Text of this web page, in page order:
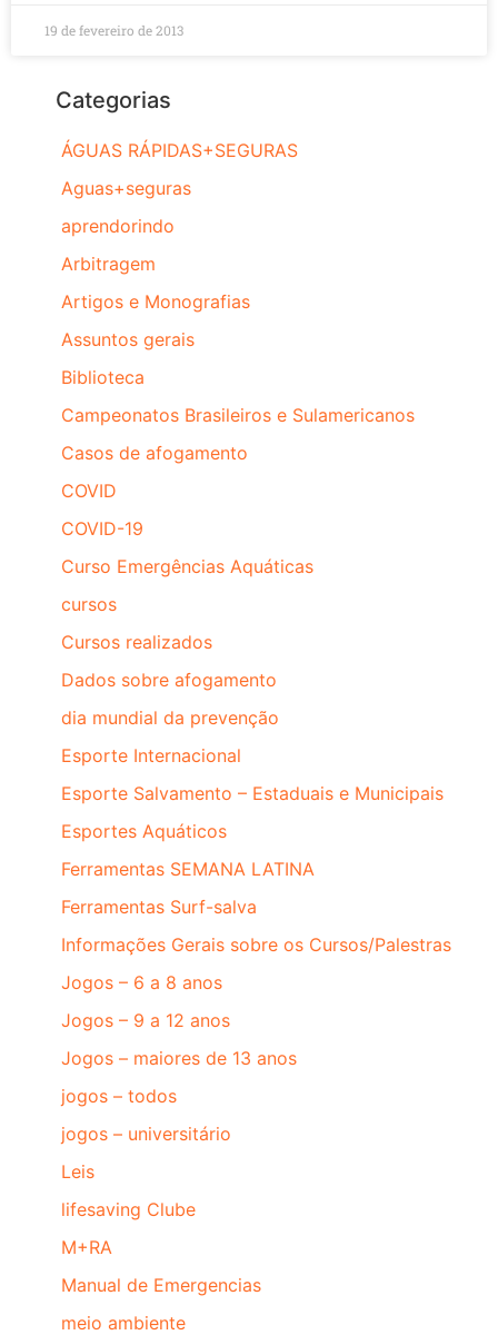
19 de fevereiro de 2013
Categorias
ÁGUAS RÁPIDAS+SEGURAS
Aguas+seguras
aprendorindo
Arbitragem
Artigos e Monografias
Assuntos gerais
Biblioteca
Campeonatos Brasileiros e Sulamericanos
Casos de afogamento
COVID
COVID-19
Curso Emergências Aquáticas
cursos
Cursos realizados
Dados sobre afogamento
dia mundial da prevenção
Esporte Internacional
Esporte Salvamento – Estaduais e Municipais
Esportes Aquáticos
Ferramentas SEMANA LATINA
Ferramentas Surf-salva
Informações Gerais sobre os Cursos/Palestras
Jogos – 6 a 8 anos
Jogos – 9 a 12 anos
Jogos – maiores de 13 anos
jogos – todos
jogos – universitário
Leis
lifesaving Clube
M+RA
Manual de Emergencias
meio ambiente